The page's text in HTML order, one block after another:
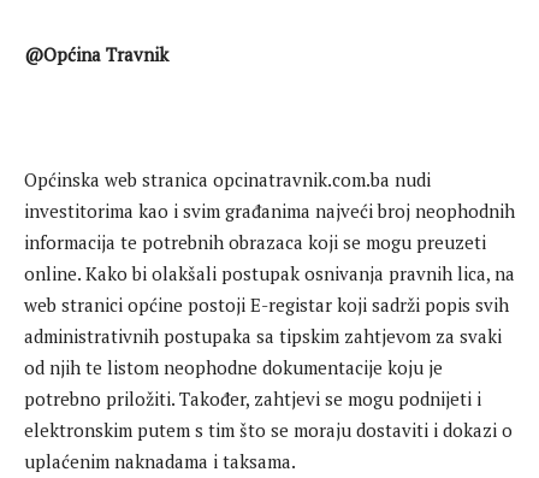
@Općina Travnik
Općinska web stranica opcinatravnik.com.ba nudi
investitorima kao i svim građanima najveći broj neophodnih
informacija te potrebnih obrazaca koji se mogu preuzeti
online. Kako bi olakšali postupak osnivanja pravnih lica, na
web stranici općine postoji E-registar koji sadrži popis svih
administrativnih postupaka sa tipskim zahtjevom za svaki
od njih te listom neophodne dokumentacije koju je
potrebno priložiti. Također, zahtjevi se mogu podnijeti i
elektronskim putem s tim što se moraju dostaviti i dokazi o
uplaćenim naknadama i taksama.